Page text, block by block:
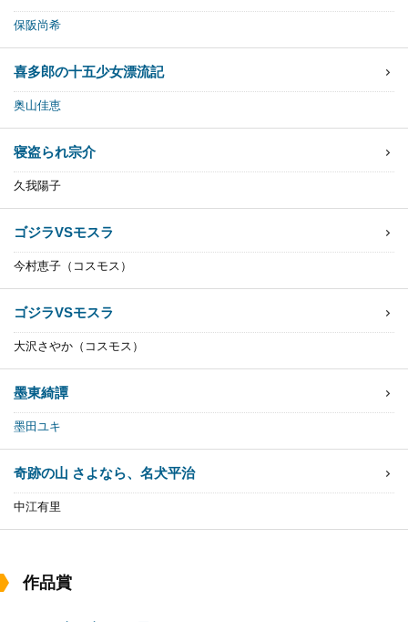
保阪尚希
喜多郎の十五少女漂流記
奥山佳恵
寝盗られ宗介
久我陽子
ゴジラVSモスラ
今村恵子（コスモス）
ゴジラVSモスラ
大沢さやか（コスモス）
墨東綺譚
墨田ユキ
奇跡の山 さよなら、名犬平治
中江有里
作品賞